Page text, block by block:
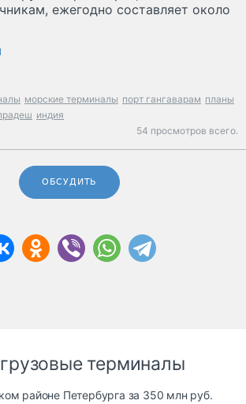
ежегодно составляет около
морские терминалы порт гангаварам планы
индия
54 просмотров всего.
ОБСУДИТЬ
терминалы
районе Петербурга за 350 млн руб.